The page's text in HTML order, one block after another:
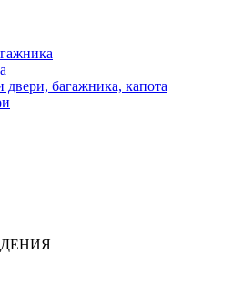
двери, багажника, капота